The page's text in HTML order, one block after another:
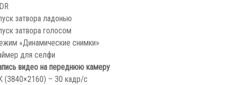
затвора ладонью
затвора голосом
«Динамические снимки»
для селфи
видео на переднюю камеру
(3840×2160) – 30 кадр/с